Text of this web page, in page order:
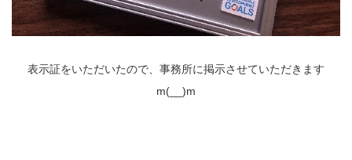
表示証をいただいたので、事務所に掲示させていただきます
m(__)m